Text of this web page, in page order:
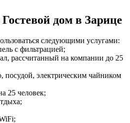
дом в Зарице
следующими услугами:
с фильтрацией;
рассчитанный на компании до 25
электрическим чайником
25 человек;